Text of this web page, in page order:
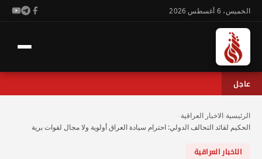
الخميس، 6 أغسطس 2026
عاجل
الرئيسية الاخبار العراقية
الحكيم لقائد التحالف الدولي: احترام سيادة العراق أولوية ولا مجال لقوات برية
الاخبار العراقية